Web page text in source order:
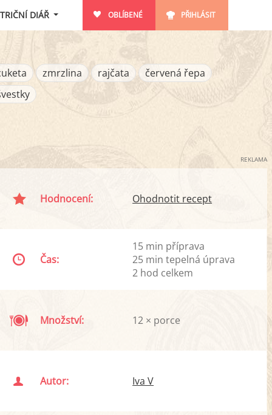
DIÁŘ OBLÍBENÉ PŘIHLÁSIT
zmrzlina rajčata
červená řepa
REKLAMA
Hodnocení: Ohodnotit recept
Čas:
15 min příprava
25 min tepelná úprava
2 hod celkem
Množství: 12 × porce
Autor: Iva V